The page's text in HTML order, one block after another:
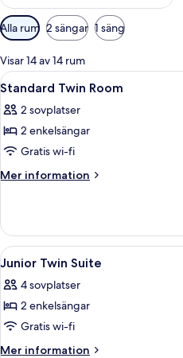
Tillgängliga
filter
för
rum
Alla rum 2 sängar 1 säng
Visar 14 av 14 rum
Öppna
alla
foton
för
Standard
Twin
6
Standard Twin Room
2 sovplatser
2 enkelsängar
Gratis wi-fi
Mer information
Mer
Twin
Room
Öppna
alla
foton
för
Junior
Twin
7
Junior Twin Suite
4 sovplatser
2 enkelsängar
Gratis wi-fi
Mer information
Mer